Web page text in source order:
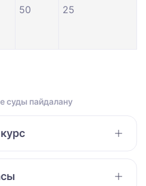
50 25
суды пайдалану